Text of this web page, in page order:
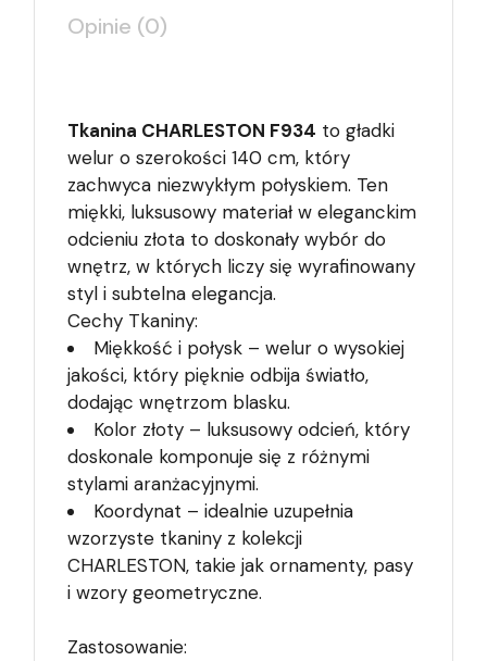
Opinie (0)
Tkanina CHARLESTON F934 to gładki
welur o szerokości 140 cm, który
zachwyca niezwykłym połyskiem. Ten
miękki, luksusowy materiał w eleganckim
odcieniu złota to doskonały wybór do
wnętrz, w których liczy się wyrafinowany
styl i subtelna elegancja.
Cechy Tkaniny:
Miękkość i połysk – welur o wysokiej
jakości, który pięknie odbija światło,
dodając wnętrzom blasku.
Kolor złoty – luksusowy odcień, który
doskonale komponuje się z różnymi
stylami aranżacyjnymi.
Koordynat – idealnie uzupełnia
wzorzyste tkaniny z kolekcji
CHARLESTON, takie jak ornamenty, pasy
i wzory geometryczne.
Zastosowanie: